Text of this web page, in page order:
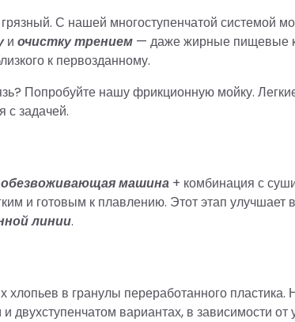
С нашей многоступенчатой системой
и очистку трением — даже жирные пищевые
к первозданному.
Попробуйте нашу фрикционную мойку.
с задачей.
обезвоживающая машина + комбинация с
и готовым к плавлению. Этот этап улучшает
линии.
в гранулы переработанного пластика.
двухступенчатом вариантах, в зависимости от